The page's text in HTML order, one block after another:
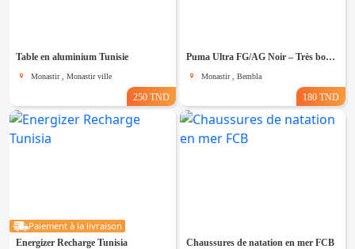
Table en aluminium Tunisie
Monastir , Monastir ville
250 TND
Puma Ultra FG/AG Noir – Très bon état
Monastir , Bembla
180 TND
Paiement à la livraison
Energizer Recharge Tunisia Chaussures de natation en mer FCB